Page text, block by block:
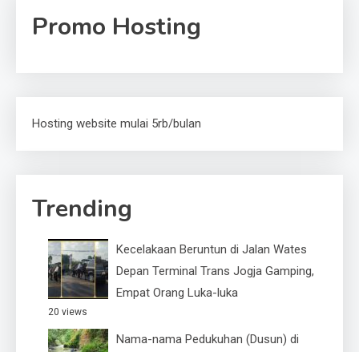
Promo Hosting
Hosting website mulai 5rb/bulan
Trending
Kecelakaan Beruntun di Jalan Wates
Depan Terminal Trans Jogja Gamping,
Empat Orang Luka-luka
20 views
Nama-nama Pedukuhan (Dusun) di